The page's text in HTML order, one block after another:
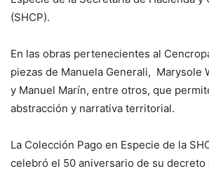
(SHCP).
En las obras pertenecientes al
piezas de Manuela Generali, Marysole
y Manuel Marín, entre otros, que
abstracción y narrativa territorial.
La Colección Pago en Especie de la
celebró el 50 aniversario de su decreto